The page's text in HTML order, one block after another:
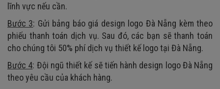
lĩnh vực nếu cần.
Bước 3: Gửi bảng báo giá design logo Đà Nẵng kèm theo
phiếu thanh toán dịch vụ. Sau đó, các bạn sẽ thanh toán
cho chúng tôi 50% phí dịch vụ thiết kế logo tại Đà Nẵng.
Bước 4: Đội ngũ thiết kế sẽ tiến hành design logo Đà Nẵng
theo yêu cầu của khách hàng.